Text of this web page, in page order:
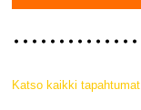
Katso kaikki tapahtumat